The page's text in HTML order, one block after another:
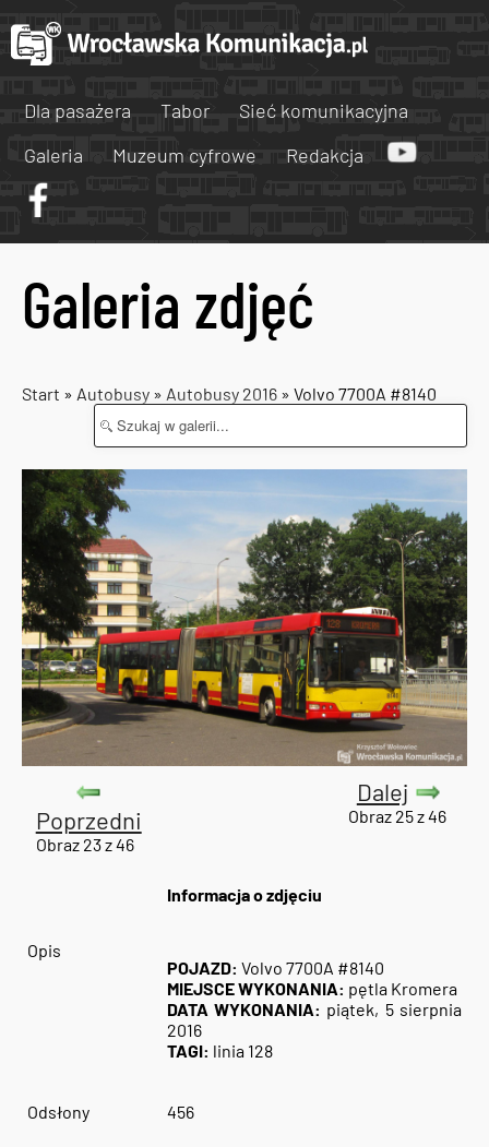
Dla pasażera Tabor
Sieć komunikacyjna
Galeria
Muzeum cyfrowe Redakcja
Galeria zdjęć
Start » Autobusy » Autobusy 2016 » Volvo 7700A #8140
Poprzedni
Obraz 23 z 46
Dalej
Obraz 25 z 46
Informacja o zdjęciu
Opis
POJAZD: Volvo 7700A #8140
MIEJSCE WYKONANIA: pętla Kromera
DATA WYKONANIA: piątek, 5 sierpnia
2016
TAGI: linia 128
Odsłony 456